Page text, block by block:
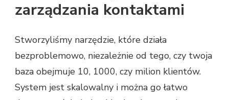
zarządzania kontaktami
Stworzyliśmy narzędzie, które działa
bezproblemowo, niezależnie od tego, czy twoja
baza obejmuje 10, 1000, czy milion klientów.
System jest skalowalny i można go łatwo